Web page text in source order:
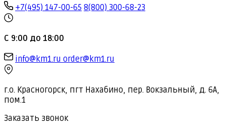
+7(495) 147-00-65 8(800) 300-68-23
С 9:00 до 18:00
info@km1.ru order@km1.ru
г.о. Красногорск, пгт Нахабино, пер. Вокзальный, д. 6А,
пом.1
Заказать звонок